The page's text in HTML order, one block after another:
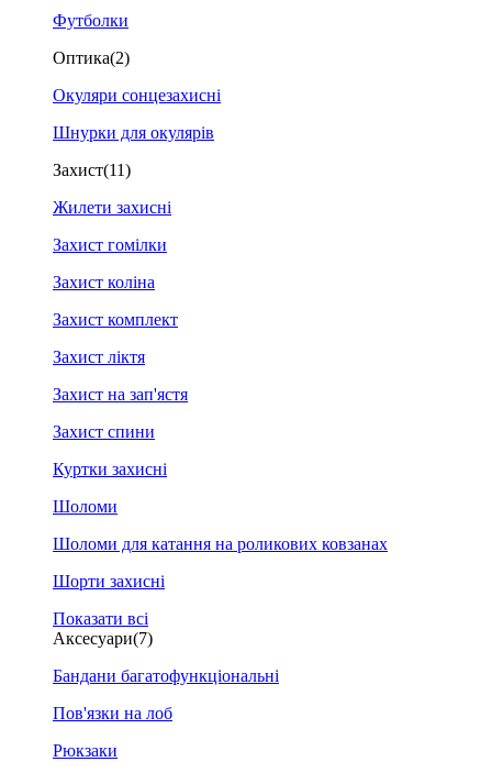
Футболки
Оптика(2)
Окуляри сонцезахисні
Шнурки для окулярів
Захист(11)
Жилети захисні
Захист гомілки
Захист коліна
Захист комплект
Захист ліктя
Захист на зап'ястя
Захист спини
Куртки захисні
Шоломи
Шоломи для катання на роликових ковзанах
Шорти захисні
Показати всі
Аксесуари(7)
Бандани багатофункціональні
Пов'язки на лоб
Рюкзаки